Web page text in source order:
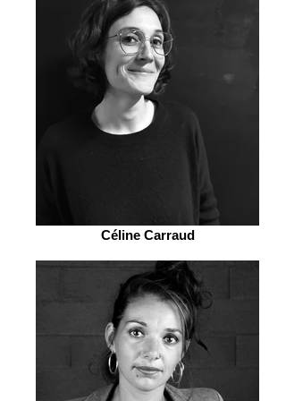
Céline Carraud